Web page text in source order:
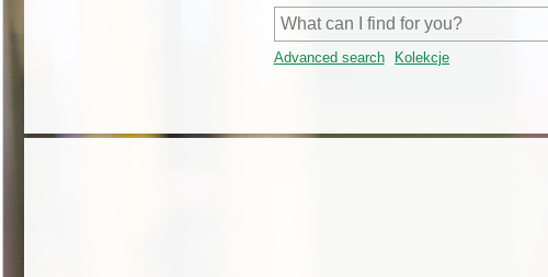
Advanced search Kolekcje